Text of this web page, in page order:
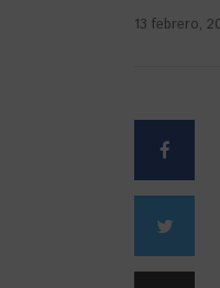
13 febrero,